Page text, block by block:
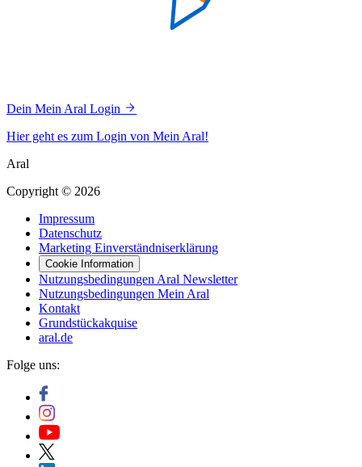
Dein Mein Aral Login
Hier geht es zum Login von Mein Aral!
Aral
Copyright © 2026
Impressum
Datenschutz
Marketing Einverständniserklärung
Cookie Information
Nutzungsbedingungen Aral Newsletter
Nutzungsbedingungen Mein Aral
Kontakt
Grundstückakquise
aral.de
Folge uns: